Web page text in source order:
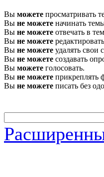
Вы можете просматривать
Вы не можете начинать
Вы не можете отвечать в
Вы не можете
Вы не можете удалять свои
Вы не можете создавать
Вы можете голосовать.
Вы не можете прикреплять
Вы не можете писать без